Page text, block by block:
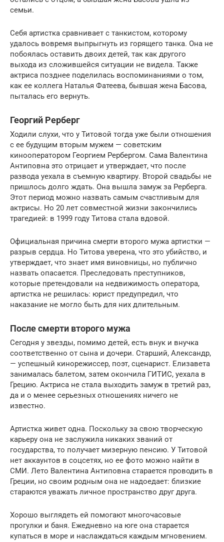
семьи.
Себя артистка сравнивает с танкистом, которому
удалось вовремя выпрыгнуть из горящего танка. Она не
побоялась оставить двоих детей, так как другого
выхода из сложившейся ситуации не видела. Также
актриса позднее поделилась воспоминаниями о том,
как ее коллега Наталья Фатеева, бывшая жена Басова,
пыталась его вернуть.
Георгий Рерберг
Ходили слухи, что у Титовой тогда уже были отношения
с ее будущим вторым мужем — советским
кинооператором Георгием Рербергом. Сама Валентина
Антиповна это отрицает и утверждает, что после
развода уехала в съемную квартиру. Второй свадьбы не
пришлось долго ждать. Она вышла замуж за Рерберга.
Этот период можно назвать самым счастливым для
актрисы. Но 20 лет совместной жизни закончились
трагедией: в 1999 году Титова стала вдовой.
Официальная причина смерти второго мужа артистки —
разрыв сердца. Но Титова уверена, что это убийство, и
утверждает, что знает имя виновницы, но публично
назвать опасается. Преследовать преступников,
которые претендовали на недвижимость оператора,
артистка не решилась: юрист предупредил, что
наказание не могло быть для них длительным.
После смерти второго мужа
Сегодня у звезды, помимо детей, есть внук и внучка
соответственно от сына и дочери. Старший, Александр,
— успешный кинорежиссер, поэт, сценарист. Елизавета
занималась балетом, затем окончила ГИТИС, уехала в
Грецию. Актриса не стала выходить замуж в третий раз,
да и о менее серьезных отношениях ничего не
известно.
Артистка живет одна. Поскольку за свою творческую
карьеру она не заслужила никаких званий от
государства, то получает мизерную пенсию. У Титовой
нет аккаунтов в соцсетях, но ее фото можно найти в
СМИ. Лето Валентина Антиповна старается проводить в
Греции, но своим родным она не надоедает: близкие
стараются уважать личное пространство друг друга.
Хорошо выглядеть ей помогают многочасовые
прогулки и баня. Ежедневно на юге она старается
купаться в море и наслаждаться каждым мгновением.